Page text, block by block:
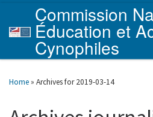
Skip to content
Commission
Éducation et
Cynophiles
Home » Archives for 2019-03-14